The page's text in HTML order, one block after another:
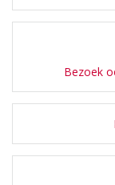
Bezoek